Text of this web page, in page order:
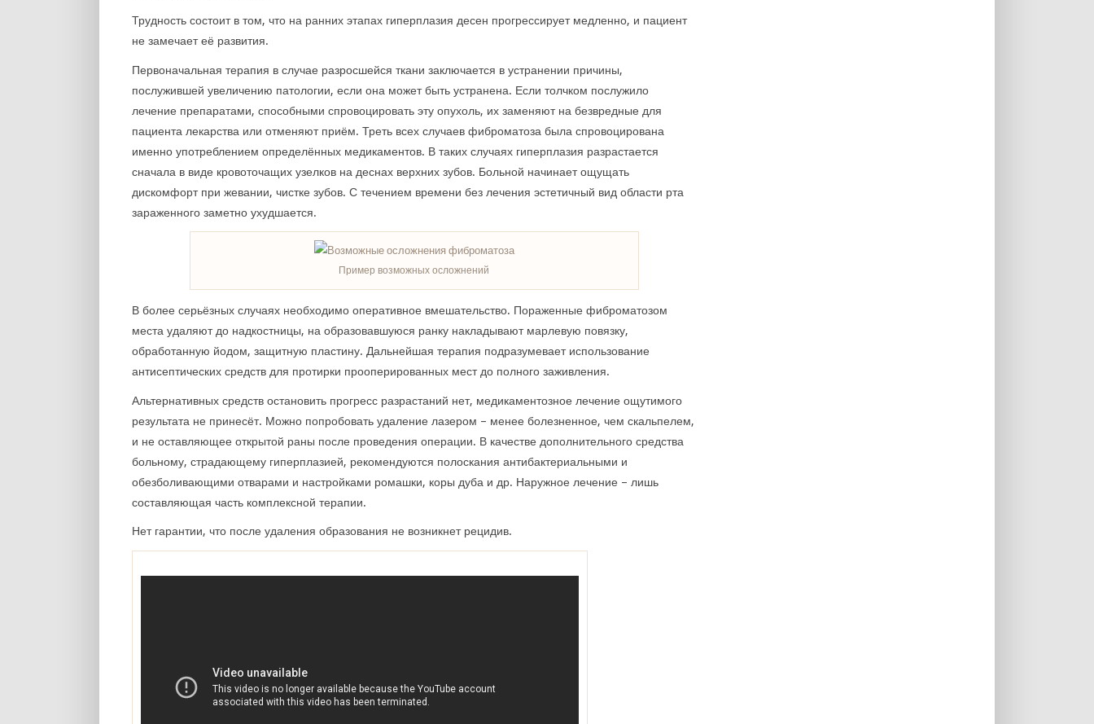
Трудность состоит в том, что на ранних этапах гиперплазия десен прогрессирует медленно, и пациент
не замечает её развития.
Первоначальная терапия в случае разросшейся ткани заключается в устранении причины,
послужившей увеличению патологии, если она может быть устранена. Если толчком послужило
лечение препаратами, способными спровоцировать эту опухоль, их заменяют на безвредные для
пациента лекарства или отменяют приём. Треть всех случаев фиброматоза была спровоцирована
именно употреблением определённых медикаментов. В таких случаях гиперплазия разрастается
сначала в виде кровоточащих узелков на деснах верхних зубов. Больной начинает ощущать
дискомфорт при жевании, чистке зубов. С течением времени без лечения эстетичный вид области рта
зараженного заметно ухудшается.
Пример возможных осложнений
В более серьёзных случаях необходимо оперативное вмешательство. Пораженные фиброматозом
места удаляют до надкостницы, на образовавшуюся ранку накладывают марлевую повязку,
обработанную йодом, защитную пластину. Дальнейшая терапия подразумевает использование
антисептических средств для протирки прооперированных мест до полного заживления.
Альтернативных средств остановить прогресс разрастаний нет, медикаментозное лечение ощутимого
результата не принесёт. Можно попробовать удаление лазером – менее болезненное, чем скальпелем,
и не оставляющее открытой раны после проведения операции. В качестве дополнительного средства
больному, страдающему гиперплазией, рекомендуются полоскания антибактериальными и
обезболивающими отварами и настройками ромашки, коры дуба и др. Наружное лечение – лишь
составляющая часть комплексной терапии.
Нет гарантии, что после удаления образования не возникнет рецидив.